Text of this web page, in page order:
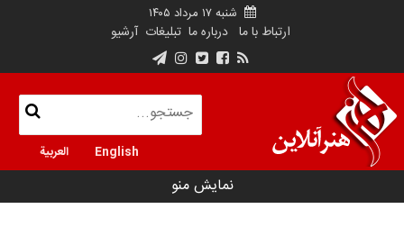
شنبه ۱۷ مرداد ۱۴۰۵
ارتباط با ما درباره ما تبلیغات آرشیو
English العربية
نمایش منو